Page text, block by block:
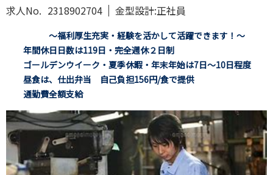
求人No. 2318902704 金型設計:正社員
～福利厚生充実・経験を活かして活躍できます！～
年間休日日数は119日・完全週休２日制
ゴールデンウイーク・夏季休暇・年末年始は7日～10日程度
昼食は、仕出弁当 自己負担156円/食で提供
通勤費全額支給